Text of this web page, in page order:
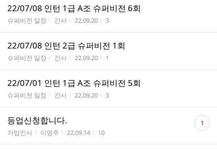
22/07/08 인턴 1급 A조 슈퍼비전 6회
게시판명
슈퍼비전 일정 작성자
간사 작성시간
22.09.20 조회수
3
22/07/08 인턴 2급 슈퍼비전 1회
게시판명
슈퍼비전 일정 작성자
간사 작성시간
22.09.20 조회수
1
22/07/01 인턴 1급 A조 슈퍼비전 5회
게시판명
슈퍼비전 일정 작성자
간사 작성시간
22.09.20 조회수
3
등업신청합니다.
게시판명
가입인사 작성자
이명주 작성시간
22.09.14 조회수
10
댓
글 1